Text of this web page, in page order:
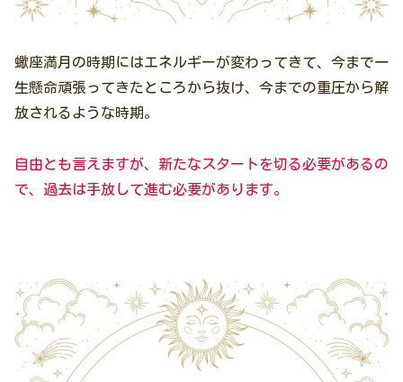
蠍座満月の時期にはエネルギーが変わってきて、今まで一
生懸命頑張ってきたところから抜け、今までの重圧から解
放されるような時期。
自由とも言えますが、新たなスタートを切る必要があるの
で、過去は手放して進む必要があります。